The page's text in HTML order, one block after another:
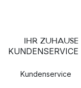
IHR ZUHAUSE
KUNDENSERVICE
Kundenservice